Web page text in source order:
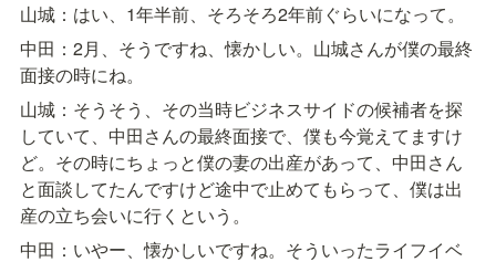
山城：はい、1年半前、そろそろ2年前ぐらいになって。
中田：2月、そうですね、懐かしい。山城さんが僕の最終
面接の時にね。
山城：そうそう、その当時ビジネスサイドの候補者を探
していて、中田さんの最終面接で、僕も今覚えてますけ
ど。その時にちょっと僕の妻の出産があって、中田さん
と面談してたんですけど途中で止めてもらって、僕は出
産の立ち会いに行くという。
中田：いやー、懐かしいですね。そういったライフイベ